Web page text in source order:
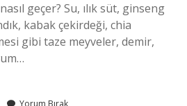
geçer? Su, ılık süt, ginseng
kabak çekirdeği, chia
gibi taze meyveler, demir,
Yorum Bırak